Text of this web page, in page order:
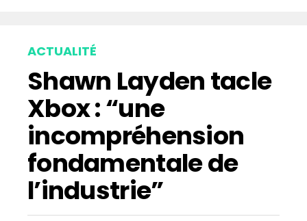
ACTUALITÉ
Shawn Layden tacle
Xbox : “une
incompréhension
fondamentale de
l’industrie”